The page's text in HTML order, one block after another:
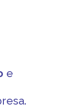
e